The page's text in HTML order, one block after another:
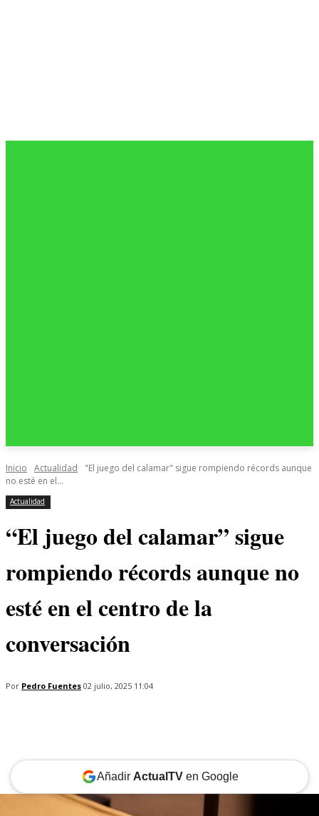
Inicio Actualidad
"El juego del calamar" sigue rompiendo récords aunque
no esté en el...
Actualidad
“El juego del calamar” sigue
rompiendo récords aunque no
esté en el centro de la
conversación
Por Pedro Fuentes 02 julio, 2025 11:04
Añadir ActualTVen Google